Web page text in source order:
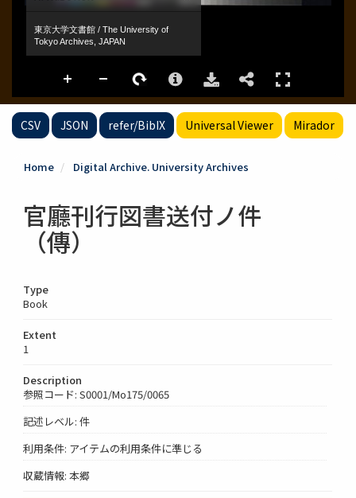
CSV JSON refer/BibIX Universal Viewer Mirador
Home Digital Archive. University Archives
官廳刊行図書送付ノ件
（傳）
Type
Book
Extent
1
Description
参照コード: S0001/Mo175/0065
記述レベル: 件
利用条件: アイテムの利用条件に準じる
収蔵情報: 本郷